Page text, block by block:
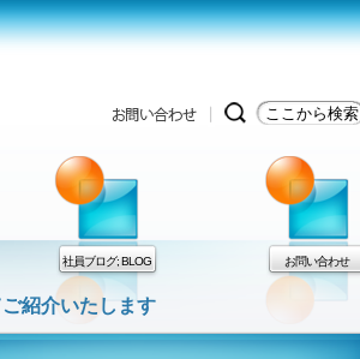
社員ブログ; BLOG お問い合わせ
紹介いたします